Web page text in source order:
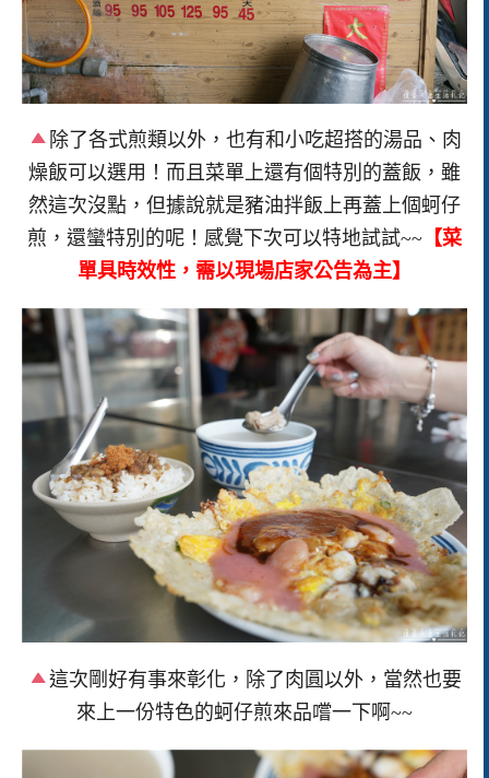
除了各式煎類以外，也有和小吃超搭的湯品、肉
燥飯可以選用！而且菜單上還有個特別的蓋飯，雖
然這次沒點，但據說就是豬油拌飯上再蓋上個蚵仔
煎，還蠻特別的呢！感覺下次可以特地試試~~ 【菜
單具時效性，需以現場店家公告為主】
這次剛好有事來彰化，除了肉圓以外，當然也要
來上一份特色的蚵仔煎來品嚐一下啊~~